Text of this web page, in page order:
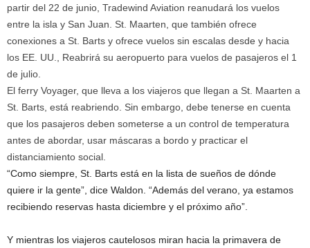
partir del 22 de junio, Tradewind Aviation reanudará los vuelos
entre la isla y San Juan. St. Maarten, que también ofrece
conexiones a St. Barts y ofrece vuelos sin escalas desde y hacia
los EE. UU., Reabrirá su aeropuerto para vuelos de pasajeros el 1
de julio.
El ferry Voyager, que lleva a los viajeros que llegan a St. Maarten a
St. Barts, está reabriendo. Sin embargo, debe tenerse en cuenta
que los pasajeros deben someterse a un control de temperatura
antes de abordar, usar máscaras a bordo y practicar el
distanciamiento social.
“Como siempre, St. Barts está en la lista de sueños de dónde
quiere ir la gente”, dice Waldon. “Además del verano, ya estamos
recibiendo reservas hasta diciembre y el próximo año”.
Y mientras los viajeros cautelosos miran hacia la primavera de